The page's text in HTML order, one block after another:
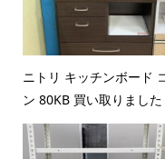
ニトリ キッチンボード
ン 80KB 買い取りました